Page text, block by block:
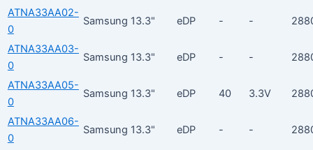
ATNA33AA02-
0
Samsung 13.3" eDP - -
ATNA33AA03-
0
Samsung 13.3" eDP - -
ATNA33AA05-
0
Samsung 13.3" eDP 40 3.3V
ATNA33AA06-
0
Samsung 13.3" eDP - -